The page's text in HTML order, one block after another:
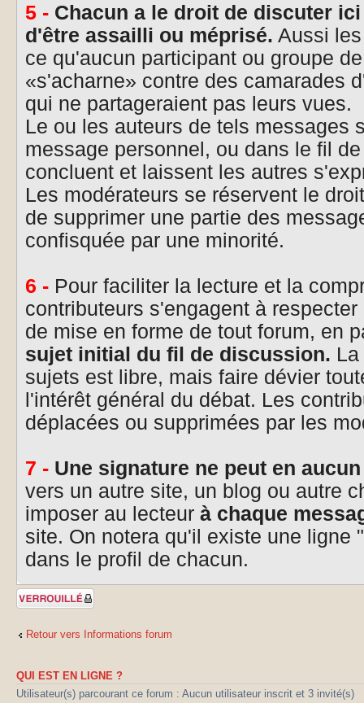
5 - Chacun a le droit de discuter
d'être assailli ou méprisé. Aussi
ce qu'aucun participant ou groupe
«s'acharne» contre des camarades
qui ne partageraient pas leurs vues.
Le ou les auteurs de tels messages
message personnel, ou dans le fil
concluent et laissent les autres
Les modérateurs se réservent le
de supprimer une partie des
confisquée par une minorité.
6 - Pour faciliter la lecture et la
contributeurs s'engagent à
de mise en forme de tout forum, en
sujet initial du fil de discussion.
sujets est libre, mais faire dévier
l'intérêt général du débat. Les
déplacées ou supprimées par les
7 - Une signature ne peut en
vers un autre site, un blog ou autre
imposer au lecteur à chaque
site. On notera qu'il existe une ligne
dans le profil de chacun.
Sujet verrouillé
Retour vers Informations forum
QUI EST EN LIGNE ?
Utilisateur(s) parcourant ce forum : Aucun utilisateur inscrit et 3 invité(s)